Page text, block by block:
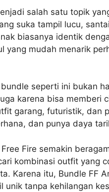
salah satu topik
suka tampil lucu,
biasanya identik
yang mudah menarik
seperti ini bukan
karena bisa memberi
garang, futuristik, dan
dan punya daya
Fire semakin
kombinasi outfit yang
Karena itu, Bundle FF
unik tanpa kehilangan